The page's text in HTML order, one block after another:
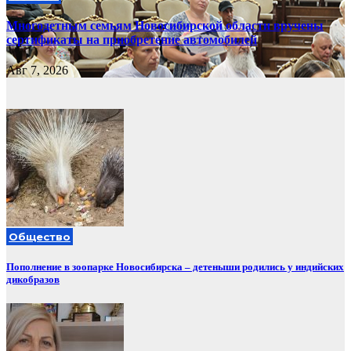
Многодетным семьям Новосибирской области вручены
сертификаты на приобретение автомобилей
Авг 7, 2026
Общество
Пополнение в зоопарке Новосибирска – детеныши родились у индийских
дикобразов